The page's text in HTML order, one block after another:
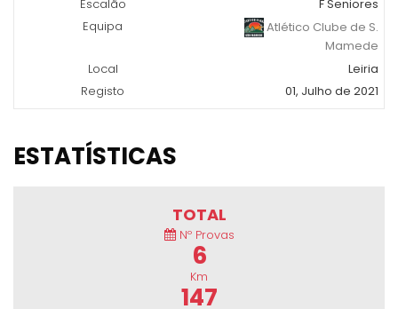
Escalão
F Seniores
Equipa
Atlético Clube de S.
Mamede
Local
Leiria
Registo
01, Julho de 2021
ESTATÍSTICAS
TOTAL
Nº Provas
6
Km
147